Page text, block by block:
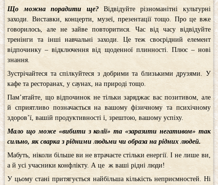
Що можна порадити ще?Відвідуйте різноманітні культурні
заходи. Виставки, концерти, музеї, презентації тощо. Про це вже
говорилось, але не зайве повторитися. Час від часу відвідуйте
тренінги та інші навчальні заходи. Це теж своєрідний елемент
відпочинку – відключення від щоденної плинності. Плюс – нові
знання.
Зустрічайтеся та спілкуйтеся з добрими та близькими друзями. У
кафе та ресторанах, у саунах, на природі тощо.
Пам’ятайте, що відпочинок не тільки заряджає вас позитивом, але
й сприятливо позначається на вашому фізичному та психічному
здоров’ї, вашій продуктивності і, зрештою, вашому успіху.
Мало що може «вибити з колії» та «заразити негативом» так
сильно, як сварка з рідними людьми чи образа на рідних людей.
Мабуть, ніколи більше ви не втрачаєте стільки енергії. І не лише ви,
а й усі учасники конфлікту. А це ж ваші рідні люди!
У цьому стані притягується найбільша кількість неприємностей. Ні